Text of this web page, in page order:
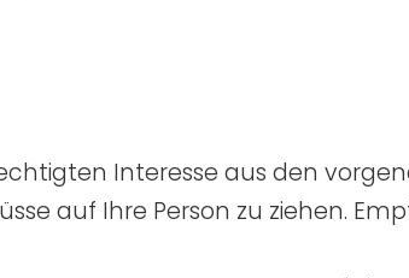
Interesse aus den
auf Ihre Person zu ziehen.